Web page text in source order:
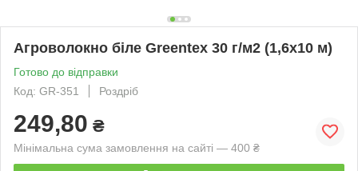
Агроволокно біле Greentex 30 г/м2 (1,6x10 м)
Готово до відправки
Код: GR-351
Роздріб
249,80 ₴
Мінімальна сума замовлення на сайті — 400 ₴